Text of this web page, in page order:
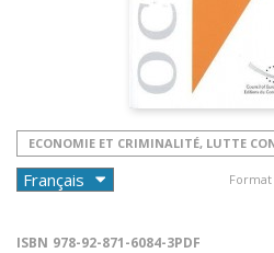
ECONOMIE ET CRIMINALITÉ, LUTTE
Format
ISBN 978-92-871-6084-3PDF